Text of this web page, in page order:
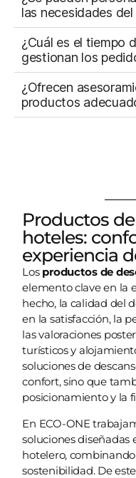
las necesidades
¿Cuál es el tiempo
gestionan los
¿Ofrecen
productos
Productos
hoteles:
experiencia
Los productos de
elemento clave en la
hecho, la calidad del
en la satisfacción, la
las valoraciones
turísticos y
soluciones de
confort, sino que
posicionamiento y la
En ECO-ONE
soluciones diseñadas
hotelero,
sostenibilidad. De